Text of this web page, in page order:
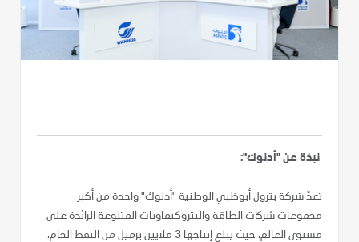
نبذة عن "أدنوك":
تعدّ شركة بترول أبوظبي الوطنية "أدنوك" واحدة من أكبر
مجموعات شركات الطاقة والبتروكيماويات المتنوعة الرائدة على
مستوى العالم، حيث يبلغ إنتاجها 3 ملايين برميل من النفط الخام،